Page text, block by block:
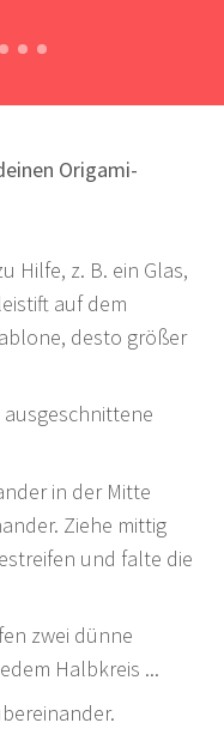
Origami-
Hilfe, z. B. ein Glas,
auf dem
desto größer
in der Mitte
Ziehe mittig
und falte die
zwei dünne
Halbkreis ...